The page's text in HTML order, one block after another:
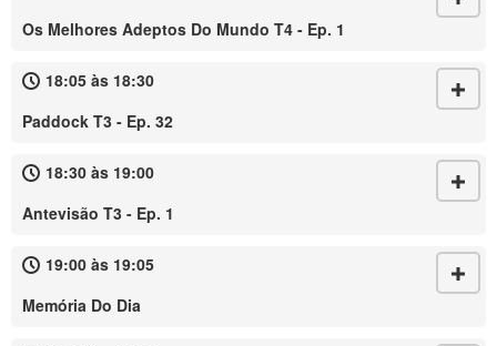
Os Melhores Adeptos Do Mundo T4 - Ep. 1
18:05 às 18:30
Paddock T3 - Ep. 32
18:30 às 19:00
Antevisão T3 - Ep. 1
19:00 às 19:05
Memória Do Dia